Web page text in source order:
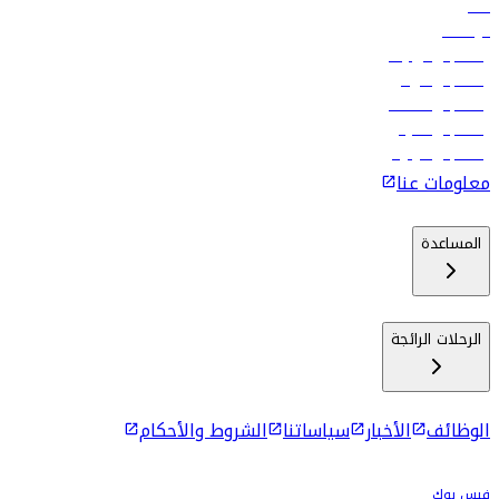
فنادق
الوظائف
رحلات إلى تبيليسي
رحلات إلى الرياض
رحلات إلى مسقط
رحلات إلى ماليه
رحلات إلى كولومبو
معلومات عنا
المساعدة
الرحلات الرائجة
الوظائف الأخبار سياساتنا الشروط والأحكام
فيس بوك